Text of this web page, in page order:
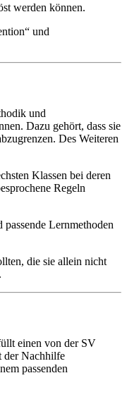
werden können.
und
und
Dazu gehört, dass sie
Des Weiteren
Klassen bei deren
Regeln
Lernmethoden
die sie allein nicht
einen von der SV
der Nachhilfe
passenden